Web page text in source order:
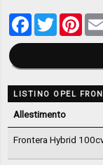
Facebook
Twitter
LISTINO OPEL
Allestimento
Frontera Hybrid